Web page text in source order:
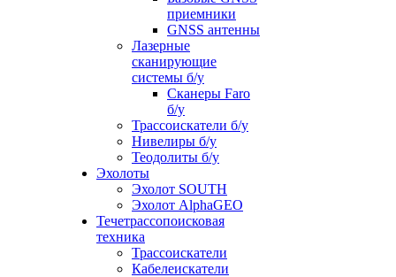
приемники
GNSS антенны
Лазерные
сканирующие
системы б/у
Сканеры Faro
б/у
Трассоискатели б/у
Нивелиры б/у
Теодолиты б/у
Эхолоты
Эхолот SOUTH
Эхолот AlphaGEO
Течетрассопоисковая
техника
Трассоискатели
Кабелеискатели